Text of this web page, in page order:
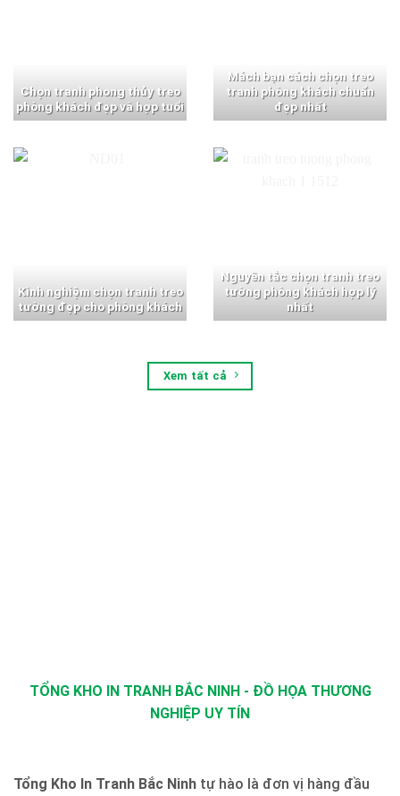
Chọn tranh phong thủy treo
phòng khách đẹp và hợp tuổi
Mách bạn cách chọn treo
tranh phòng khách chuẩn
đẹp nhất
Kinh nghiệm chọn tranh treo
tường đẹp cho phòng khách
Nguyên tắc chọn tranh treo
tường phòng khách hợp lý
nhất
Xem tất cả
TỔNG KHO IN TRANH BẮC NINH - ĐỒ HỌA THƯƠNG
NGHIỆP UY TÍN
Tổng Kho In Tranh Bắc Ninh tự hào là đơn vị hàng đầu